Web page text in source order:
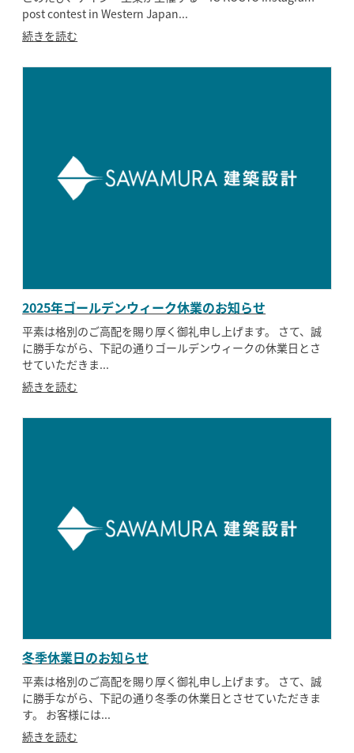
post contest in Western Japan...
続きを読む
2025年ゴールデンウィーク休業のお知らせ
平素は格別のご高配を賜り厚く御礼申し上げます。 さて、誠
に勝手ながら、下記の通りゴールデンウィークの休業日とさ
せていただきま...
続きを読む
冬季休業日のお知らせ
平素は格別のご高配を賜り厚く御礼申し上げます。 さて、誠
に勝手ながら、下記の通り冬季の休業日とさせていただきま
す。 お客様には...
続きを読む